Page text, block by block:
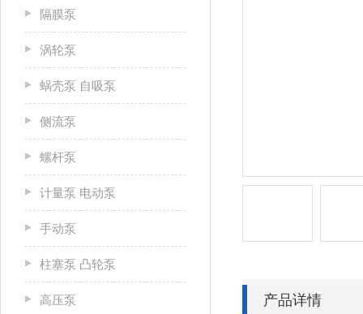
隔膜泵
涡轮泵
蜗壳泵 自吸泵
侧流泵
螺杆泵
计量泵 电动泵
手动泵
柱塞泵 凸轮泵
高压泵 产品详情